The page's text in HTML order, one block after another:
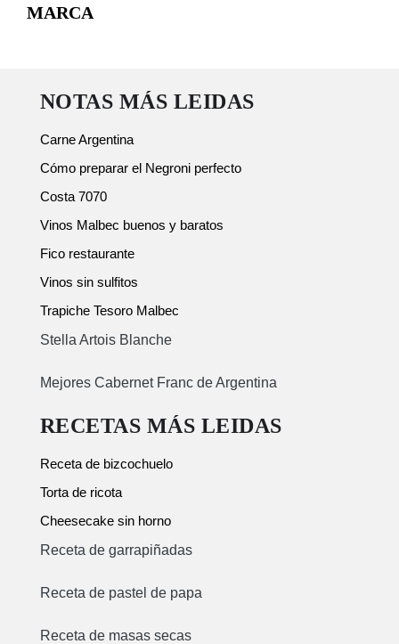
MARCA
NOTAS MÁS LEIDAS
Carne Argentina
Cómo preparar el Negroni perfecto
Costa 7070
Vinos Malbec buenos y baratos
Fico restaurante
Vinos sin sulfitos
Trapiche Tesoro Malbec
Stella Artois Blanche
Mejores Cabernet Franc de Argentina
RECETAS MÁS LEIDAS
Receta de bizcochuelo
Torta de ricota
Cheesecake sin horno
Receta de garrapiñadas
Receta de pastel de papa
Receta de masas secas